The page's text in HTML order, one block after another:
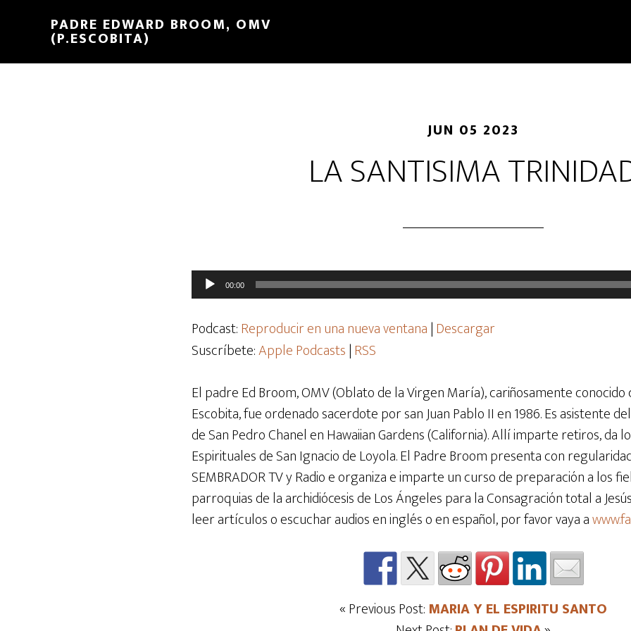
PADRE EDWARD BROOM, OMV
(P.ESCOBITA)
JUN 05 2023
LA SANTISIMA
Reproductor
de
audio
00:00
Podcast:Reproducir en una nueva ventana|Descargar
Suscríbete:Apple Podcasts|RSS
El padre Ed Broom, OMV (Oblato de la Virgen María), cariñosamente
Escobita, fue ordenado sacerdote por san Juan Pablo II en 1986. Es asistente
de San Pedro Chanel en Hawaiian Gardens (California). Allí imparte retiros, da
Espirituales de San Ignacio de Loyola. El Padre Broom presenta con
SEMBRADOR TV y Radio e organiza e imparte un curso de preparación a los
parroquias de la archidiócesis de Los Ángeles para la Consagración total a
leer artículos o escuchar audios en inglés o en español, por favor vaya a
« Previous Post: MARIA Y EL ESPIRITU SANTO